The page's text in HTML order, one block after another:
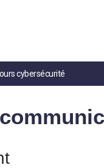
cybersécurité